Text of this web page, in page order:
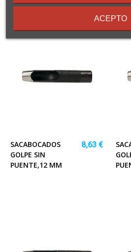
SACABOCADOS
GOLPE SIN
PUENTE,12 MM
8,63 €
condiciones
ACEPTO